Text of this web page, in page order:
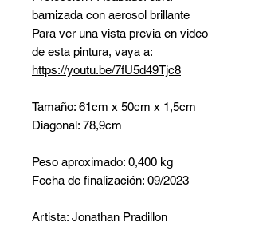
barnizada con aerosol brillante
Para ver una vista previa en video
de esta pintura, vaya a:
https://youtu.be/7fU5d49Tjc8
Tamaño: 61cm x 50cm x 1,5cm
Diagonal: 78,9cm
Peso aproximado: 0,400 kg
Fecha de finalización: 09/2023
Artista: Jonathan Pradillon